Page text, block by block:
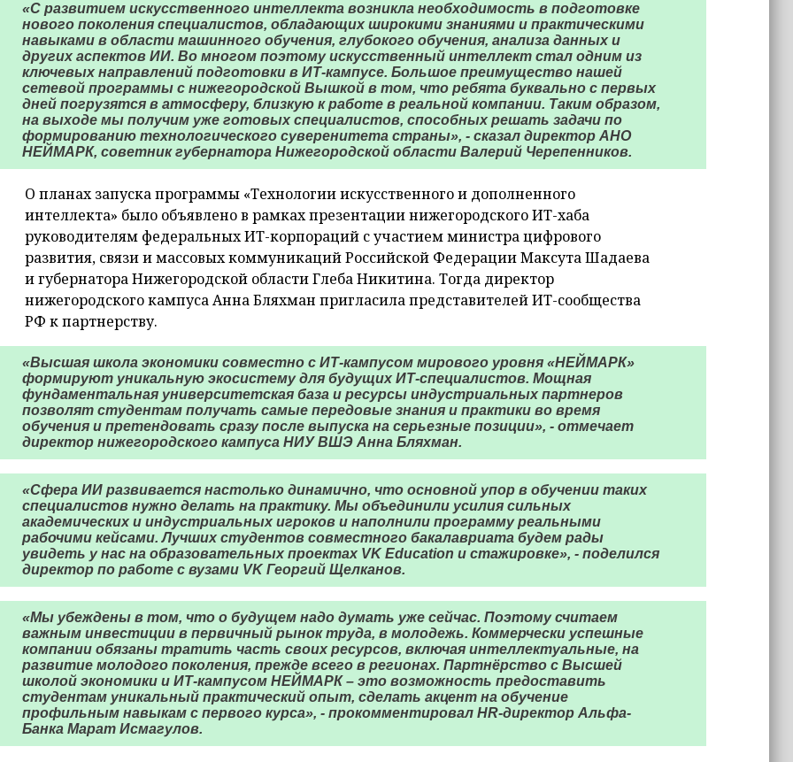
«С развитием искусственного интеллекта возникла необходимость в подготовке
нового поколения специалистов, обладающих широкими знаниями и практическими
навыками в области машинного обучения, глубокого обучения, анализа данных и
других аспектов ИИ. Во многом поэтому искусственный интеллект стал одним из
ключевых направлений подготовки в ИТ-кампусе. Большое преимущество нашей
сетевой программы с нижегородской Вышкой в том, что ребята буквально с первых
дней погрузятся в атмосферу, близкую к работе в реальной компании. Таким образом,
на выходе мы получим уже готовых специалистов, способных решать задачи по
формированию технологического суверенитета страны», - сказал директор АНО
НЕЙМАРК, советник губернатора Нижегородской области Валерий Черепенников.
О планах запуска программы «Технологии искусственного и дополненного
интеллекта» было объявлено в рамках презентации нижегородского ИТ-хаба
руководителям федеральных ИТ-корпораций с участием министра цифрового
развития, связи и массовых коммуникаций Российской Федерации Максута Шадаева
и губернатора Нижегородской области Глеба Никитина. Тогда директор
нижегородского кампуса Анна Бляхман пригласила представителей ИТ-сообщества
РФ к партнерству.
«Высшая школа экономики совместно с ИТ-кампусом мирового уровня «НЕЙМАРК»
формируют уникальную экосистему для будущих ИТ-специалистов. Мощная
фундаментальная университетская база и ресурсы индустриальных партнеров
позволят студентам получать самые передовые знания и практики во время
обучения и претендовать сразу после выпуска на серьезные позиции», - отмечает
директор нижегородского кампуса НИУ ВШЭ Анна Бляхман.
«Сфера ИИ развивается настолько динамично, что основной упор в обучении таких
специалистов нужно делать на практику. Мы объединили усилия сильных
академических и индустриальных игроков и наполнили программу реальными
рабочими кейсами. Лучших студентов совместного бакалавриата будем рады
увидеть у нас на образовательных проектах VK Education и стажировке», - поделился
директор по работе с вузами VK Георгий Щелканов.
«Мы убеждены в том, что о будущем надо думать уже сейчас. Поэтому считаем
важным инвестиции в первичный рынок труда, в молодежь. Коммерчески успешные
компании обязаны тратить часть своих ресурсов, включая интеллектуальные, на
развитие молодого поколения, прежде всего в регионах. Партнёрство с Высшей
школой экономики и ИТ-кампусом НЕЙМАРК – это возможность предоставить
студентам уникальный практический опыт, сделать акцент на обучение
профильным навыкам с первого курса», - прокомментировал HR-директор Альфа-
Банка Марат Исмагулов.